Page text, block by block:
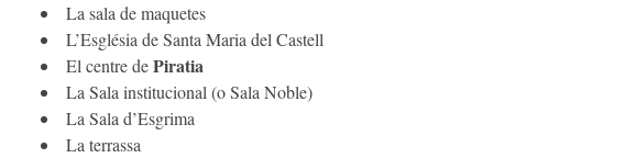
La sala de maquetes
L’Església de Santa Maria del Castell
El centre dePiratia
La Sala institucional (o Sala Noble)
La Sala d’Esgrima
La terrassa